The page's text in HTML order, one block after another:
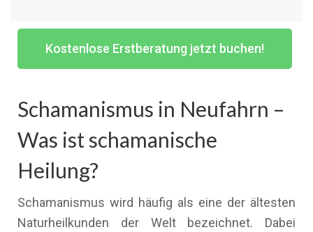
Kostenlose Erstberatung jetzt buchen!
Schamanismus in Neufahrn –
Was ist schamanische
Heilung?
Schamanismus wird häufig als eine der ältesten
Naturheilkunden der Welt bezeichnet. Dabei